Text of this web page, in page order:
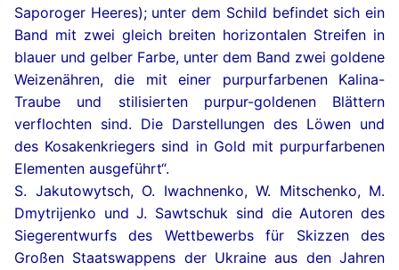
Saporoger Heeres); unter dem Schild befindet sich ein
Band mit zwei gleich breiten horizontalen Streifen in
blauer und gelber Farbe, unter dem Band zwei goldene
Weizenähren, die mit einer purpurfarbenen Kalina-
Traube und stilisierten purpur-goldenen Blättern
verflochten sind. Die Darstellungen des Löwen und
des Kosakenkriegers sind in Gold mit purpurfarbenen
Elementen ausgeführt“.
S. Jakutowytsch, O. Iwachnenko, W. Mitschenko, M.
Dmytrijenko und J. Sawtschuk sind die Autoren des
Siegerentwurfs des Wettbewerbs für Skizzen des
Großen Staatswappens der Ukraine aus den Jahren